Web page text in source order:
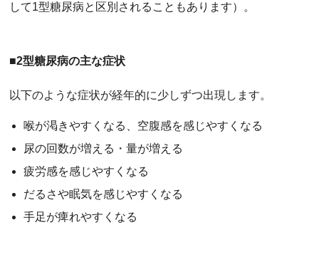
して1型糖尿病と区別されることもあります）。
■2型糖尿病の主な症状
以下のような症状が経年的に少しずつ出現します。
喉が渇きやすくなる、空腹感を感じやすくなる
尿の回数が増える・量が増える
疲労感を感じやすくなる
だるさや眠気を感じやすくなる
手足が痺れやすくなる